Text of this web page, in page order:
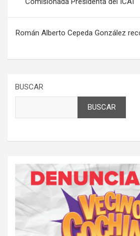
entradas
Román Alberto Cepeda González
BUSCAR
BUSCAR